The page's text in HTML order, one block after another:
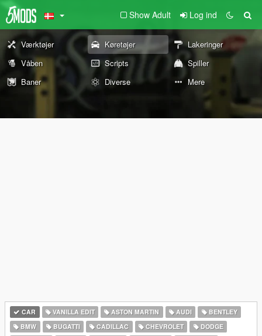
Show Adult Log ind
Værktøjer Køretøjer
Lakeringer
Våben
Scripts
Spiller
Baner
Diverse Mere
CAR VANILLA EDIT ASTON MARTIN AUDI
BENTLEY
BMW
BUGATTI CADILLAC CHEVROLET
DODGE